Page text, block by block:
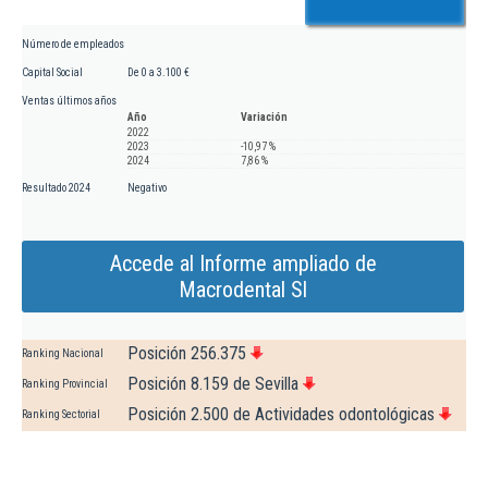
Número de empleados
Capital Social De 0 a 3.100 €
Ventas últimos años
Año
Variación
2022
2023
-10,97 %
2024
7,86 %
Resultado 2024 Negativo
Accede al Informe ampliado de
Macrodental Sl
Ranking Nacional Posición 256.375
Ranking Provincial Posición 8.159 de Sevilla
Ranking Sectorial Posición 2.500 de Actividades odontológicas